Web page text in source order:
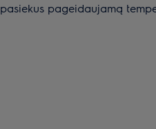
pasiekus pageidaujamą